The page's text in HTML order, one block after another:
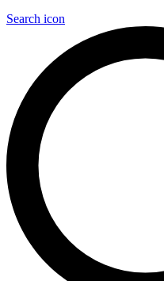
Search icon